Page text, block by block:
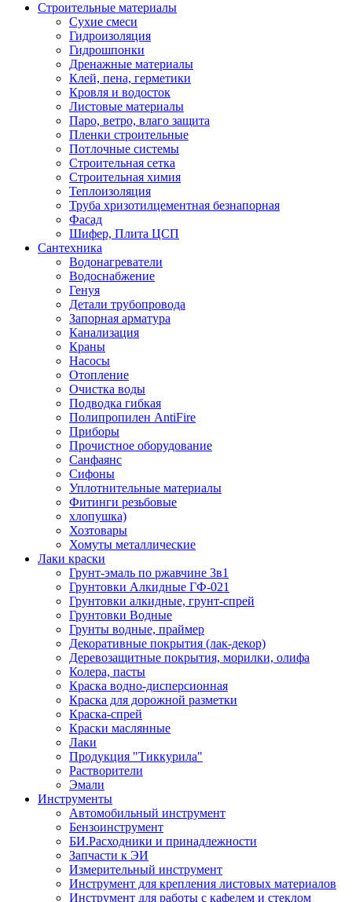
Строительные материалы
Сухие смеси
Гидроизоляция
Гидрошпонки
Дренажные материалы
Клей, пена, герметики
Кровля и водосток
Листовые материалы
Паро, ветро, влаго защита
Пленки строительные
Потлочные системы
Строительная сетка
Строительная химия
Теплоизоляция
Труба хризотилцементная безнапорная
Фасад
Шифер, Плита ЦСП
Сантехника
Водонагреватели
Водоснабжение
Генуя
Детали трубопровода
Запорная арматура
Канализация
Краны
Насосы
Отопление
Очистка воды
Подводка гибкая
Полипропилен AntiFire
Приборы
Прочистное оборудование
Санфаянс
Сифоны
Уплотнительные материалы
Фитинги резьбовые
хлопушка)
Хозтовары
Хомуты металлические
Лаки краски
Грунт-эмаль по ржавчине 3в1
Грунтовки Алкидные ГФ-021
Грунтовки алкидные, грунт-спрей
Грунтовки Водные
Грунты водные, праймер
Декоративные покрытия (лак-декор)
Деревозащитные покрытия, морилки, олифа
Колера, пасты
Краска водно-дисперсионная
Краска для дорожной разметки
Краска-спрей
Краски маслянные
Лаки
Продукция "Тиккурила"
Растворители
Эмали
Инструменты
Автомобильный инструмент
Бензоинструмент
БИ.Расходники и принадлежности
Запчасти к ЭИ
Измерительный инструмент
Инструмент для крепления листовых материалов
Инструмент для работы с кафелем и стеклом